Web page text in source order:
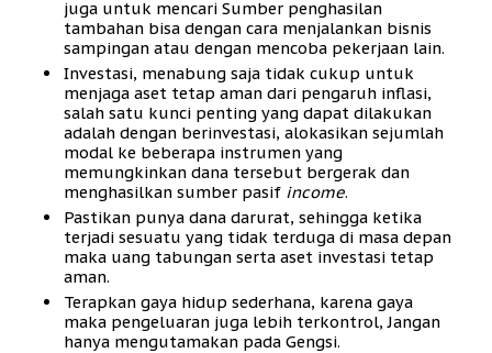
juga untuk mencari Sumber penghasilan
tambahan bisa dengan cara menjalankan bisnis
sampingan atau dengan mencoba pekerjaan lain.
Investasi, menabung saja tidak cukup untuk
menjaga aset tetap aman dari pengaruh inflasi,
salah satu kunci penting yang dapat dilakukan
adalah dengan berinvestasi, alokasikan sejumlah
modal ke beberapa instrumen yang
memungkinkan dana tersebut bergerak dan
menghasilkan sumber pasif income.
Pastikan punya dana darurat, sehingga ketika
terjadi sesuatu yang tidak terduga di masa depan
maka uang tabungan serta aset investasi tetap
aman.
Terapkan gaya hidup sederhana, karena gaya
maka pengeluaran juga lebih terkontrol, Jangan
hanya mengutamakan pada Gengsi.